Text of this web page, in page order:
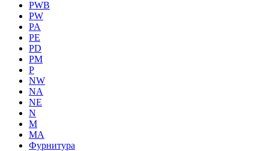
PWB
PW
PA
PE
PD
PM
P
NW
NA
NE
N
M
MA
Фурнитура